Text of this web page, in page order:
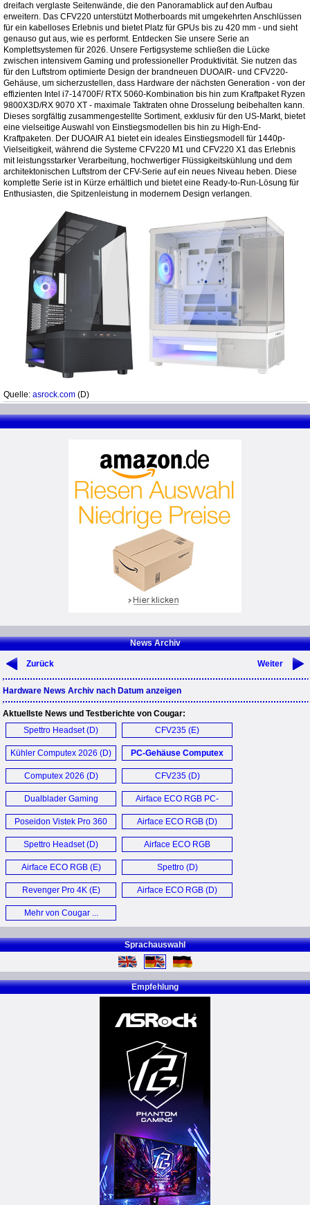
dreifach verglaste Seitenwände, die den Panoramablick auf den Aufbau
erweitern. Das CFV220 unterstützt Motherboards mit umgekehrten Anschlüssen
für ein kabelloses Erlebnis und bietet Platz für GPUs bis zu 420 mm - und sieht
genauso gut aus, wie es performt. Entdecken Sie unsere Serie an
Komplettsystemen für 2026. Unsere Fertigsysteme schließen die Lücke
zwischen intensivem Gaming und professioneller Produktivität. Sie nutzen das
für den Luftstrom optimierte Design der brandneuen DUOAIR- und CFV220-
Gehäuse, um sicherzustellen, dass Hardware der nächsten Generation - von der
effizienten Intel i7-14700F/ RTX 5060-Kombination bis hin zum Kraftpaket Ryzen
9800X3D/RX 9070 XT - maximale Taktraten ohne Drosselung beibehalten kann.
Dieses sorgfältig zusammengestellte Sortiment, exklusiv für den US-Markt, bietet
eine vielseitige Auswahl von Einstiegsmodellen bis hin zu High-End-
Kraftpaketen. Der DUOAIR A1 bietet ein ideales Einstiegsmodell für 1440p-
Vielseitigkeit, während die Systeme CFV220 M1 und CFV220 X1 das Erlebnis
mit leistungsstarker Verarbeitung, hochwertiger Flüssigkeitskühlung und dem
architektonischen Luftstrom der CFV-Serie auf ein neues Niveau heben. Diese
komplette Serie ist in Kürze erhältlich und bietet eine Ready-to-Run-Lösung für
Enthusiasten, die Spitzenleistung in modernem Design verlangen.
Quelle: asrock.com (D)
News Archiv
Zurück Weiter
Hardware News Archiv nach Datum anzeigen
Aktuellste News und Testberichte von Cougar:
Spettro Headset (D)
CFV235 (E)
Kühler Computex 2026 (D)
PC-Gehäuse Computex
2026 (D)
Computex 2026 (D)
CFV235 (D)
Dualblader Gaming
Mouse (E)
Airface ECO RGB PC-
Gehäuse (D)
Poseidon Vistek Pro 360
AIO (E)
Airface ECO RGB (D)
Spettro Headset (D)
Airface ECO RGB
Gehäuse (D)
Airface ECO RGB (E)
Spettro (D)
Revenger Pro 4K (E) Airface ECO RGB (D)
Mehr von Cougar ...
Sprachauswahl
Empfehlung